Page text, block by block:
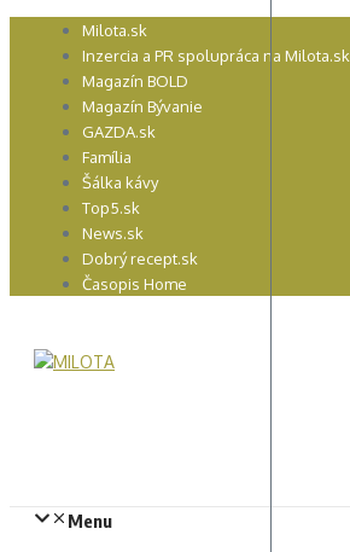
Preskočiť Milota.sk
Inzercia a PR spolupráca na Milota.sk
Magazín BOLD
Magazín Bývanie
GAZDA.sk
Família
Šálka kávy
Top5.sk
News.sk
Dobrý recept.sk
Časopis Home
Menu